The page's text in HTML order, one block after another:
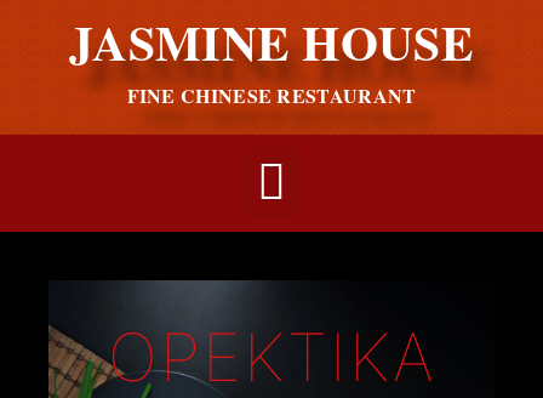
JASMINE HOUSE
FINE CHINESE RESTAURANT
ΟΡΕΚΤΙΚΑ